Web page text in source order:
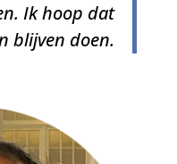
Ik hoop dat
blijven doen.